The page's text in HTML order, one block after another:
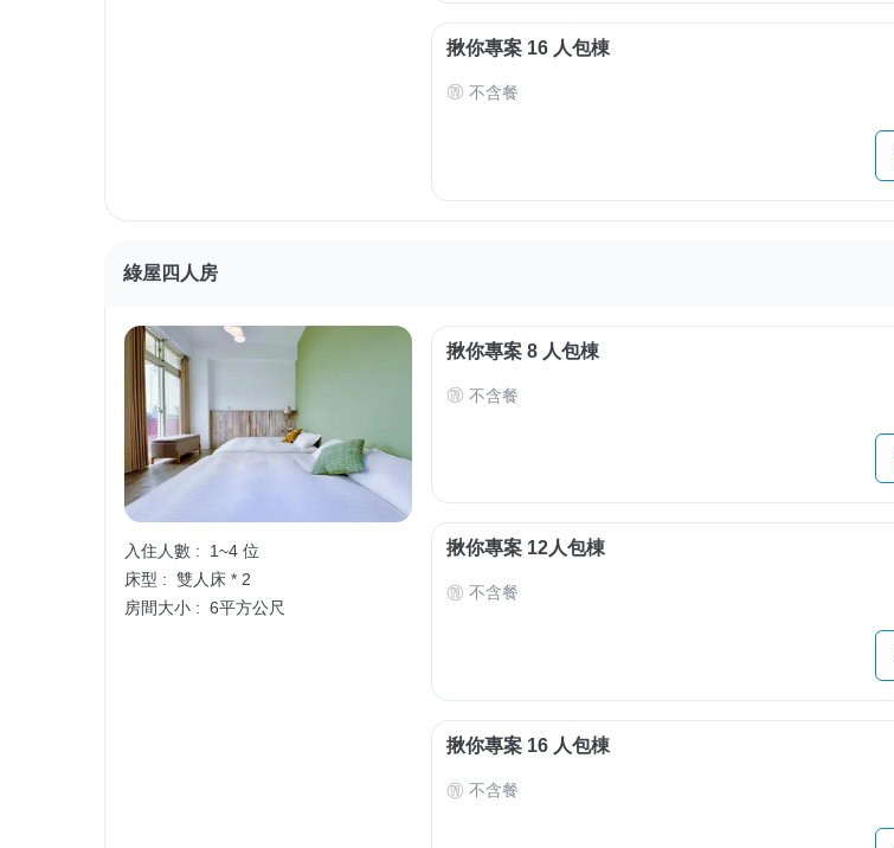
揪你專案 16 人包棟
不含餐
綠屋四人房
入住人數 :
1~4 位
床型 : 雙人床 * 2
房間大小 : 6平方公尺
揪你專案 8 人包棟
不含餐
揪你專案 12人包棟
不含餐
揪你專案 16 人包棟
不含餐